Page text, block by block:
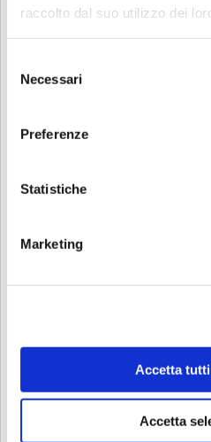
raccolto dal suo utilizzo dei
delNecessari
Preferenze
Statistiche
Marketing
Accetta
Accetta